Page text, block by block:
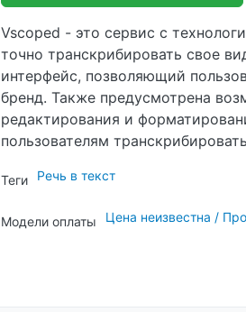
Vscoped - это сервис с
точно транскрибировать свое
интерфейс, позволяющий
бренд. Также предусмотрена
редактирования и
пользователям
Теги Речь в текст
Модели оплаты Цена неизвестна /